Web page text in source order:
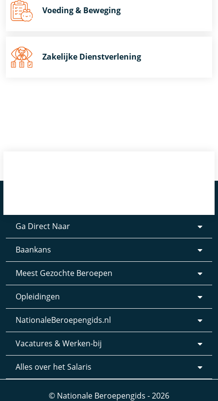
Voeding & Beweging
Zakelijke Dienstverlening
Ga Direct Naar
Baankans
Meest Gezochte Beroepen
Opleidingen
NationaleBeroepengids.nl
Vacatures & Werken-bij
Alles over het Salaris
© Nationale Beroepengids - 2026